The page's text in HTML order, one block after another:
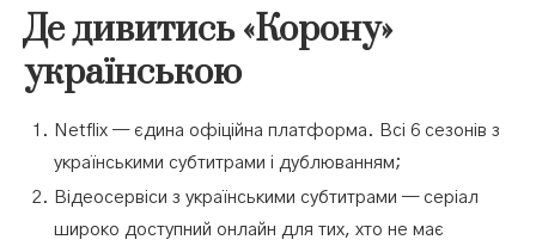
Де дивитись «Корону»
українською
Netflix — єдина офіційна платформа. Всі 6 сезонів з
українськими субтитрами і дублюванням;
Відеосервіси з українськими субтитрами — серіал
широко доступний онлайн для тих, хто не має